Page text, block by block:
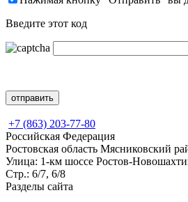
Введите этот код
+7 (863) 203-77-80
Российская Федерация
Ростовская область Мясниковский
Улица: 1-км шоссе Ростов-
Стр.: 6/7, 6/8
Разделы сайта